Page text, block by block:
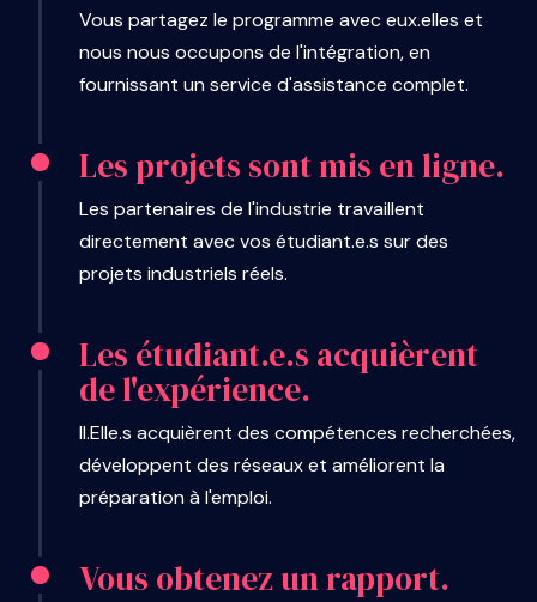
Vous partagez le programme avec eux.elles et
nous nous occupons de l'intégration, en
fournissant un service d'assistance complet.
Les projets sont mis en ligne.
Les partenaires de l'industrie travaillent
directement avec vos étudiant.e.s sur des
projets industriels réels.
Les étudiant.e.s acquièrent
de l'expérience.
Il.Elle.s acquièrent des compétences recherchées,
développent des réseaux et améliorent la
préparation à l'emploi.
Vous obtenez un rapport.